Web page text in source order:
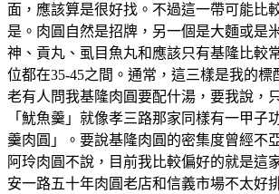
面，應該算是很好找。不過這一帶可能比
是。肉圓自然是招牌，另一個是大麵或是
神、貢丸、虱目魚丸和應該只有基隆比較
位都在35-45之間。通常，這三樣是我的標
老有人問我基隆肉圓要配什湯，要我說，
「魷魚羹」就像孝三路那家同樣有一甲子
羹肉圓」。要說基隆肉圓的密集度曾經不
阿玲肉圓不說，目前我比較偏好的就是這
安一路五十年肉圓老店和信義市場不太好